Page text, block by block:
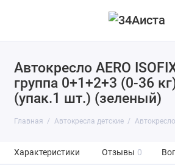
Автокресло AERO
группа 0+1+2+3 (0-36
(упак.1 шт.) (зеленый)
Главная Автокресла детские
Характеристики Отзывы 0